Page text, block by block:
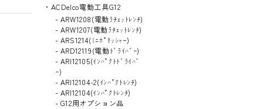
ACDelco電動工具G12
ARW1208(電動ﾗﾁｪｯﾄﾚﾝﾁ)
ARW1207(電動ﾗﾁｪｯﾄﾚﾝﾁ)
ARS1214(ﾐﾆﾎﾟﾘｯｼｬｰ)
ARD12119(電動ﾄﾞﾗｲﾊﾞｰ)
ARI12105(ｲﾝﾊﾟｸﾄﾄﾞﾗｲﾊﾞ
ｰ)
ARI12104-2(ｲﾝﾊﾟｸﾄﾚﾝﾁ)
ARI12104(ｲﾝﾊﾟｸﾄﾚﾝﾁ)
G12用オプション品